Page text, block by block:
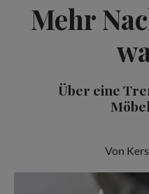
Mehr
Über eine
Von